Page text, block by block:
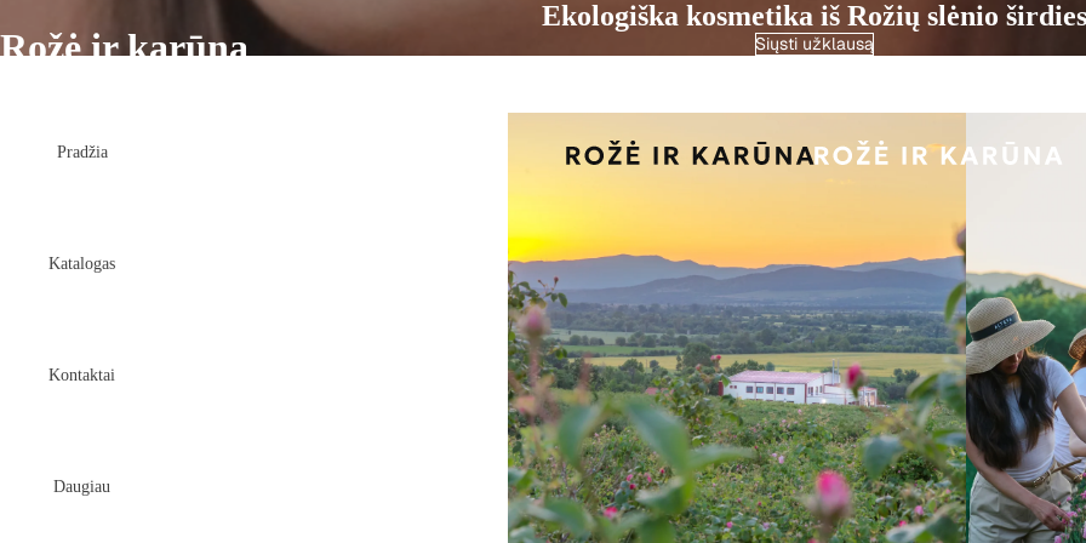
Rožė ir karūna
Pradžia
Katalogas
Kontaktai
Daugiau
Ekologiška kosmetika iš Rožių slėnio širdies
Siųsti užklausą